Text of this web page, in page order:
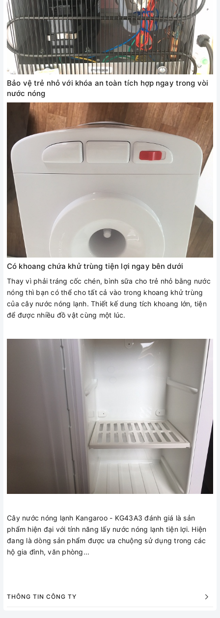
Bảo vệ trẻ nhỏ với khóa an toàn tích hợp ngay trong vòi
nước nóng
Có khoang chứa khử trùng tiện lợi ngay bên dưới
Thay vì phải tráng cốc chén, bình sữa cho trẻ nhỏ bằng nước
nóng thì bạn có thể cho tất cả vào trong khoang khử trùng
của cây nước nóng lạnh. Thiết kế dung tích khoang lớn, tiện
để được nhiều đồ vật cùng một lúc.
Cây nước nóng lạnh Kangaroo - KG43A3 đánh giá là sản
phẩm hiện đại với tính năng lấy nước nóng lạnh tiện lợi. Hiện
đang là dòng sản phẩm được ưa chuộng sử dụng trong các
hộ gia đình, văn phòng...
THÔNG TIN CÔNG TY